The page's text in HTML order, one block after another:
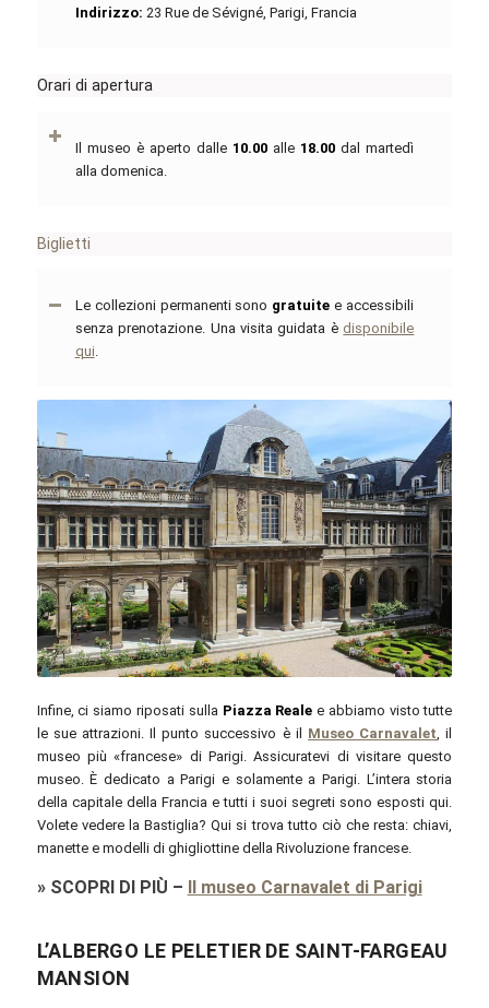
Indirizzo: 23 Rue de Sévigné, Parigi, Francia
Orari di apertura
Il museo è aperto dalle 10.00 alle 18.00 dal martedì
alla domenica.
Biglietti
Le collezioni permanenti sono gratuite e accessibili
senza prenotazione. Una visita guidata è disponibile
qui.
Miguel Hermoso Cuesta / commons.wikimedia.org / CC BY-SA 4.0
Infine, ci siamo riposati sulla Piazza Reale e abbiamo visto tutte
le sue attrazioni. Il punto successivo è il Museo Carnavalet , il
museo più «francese» di Parigi. Assicuratevi di visitare questo
museo. È dedicato a Parigi e solamente a Parigi. L’intera storia
della capitale della Francia e tutti i suoi segreti sono esposti qui.
Volete vedere la Bastiglia? Qui si trova tutto ciò che resta: chiavi,
manette e modelli di ghigliottine della Rivoluzione francese.
» SCOPRI DI PIÙ – Il museo Carnavalet di Parigi
L’ALBERGO LE PELETIER DE SAINT-FARGEAU
MANSION